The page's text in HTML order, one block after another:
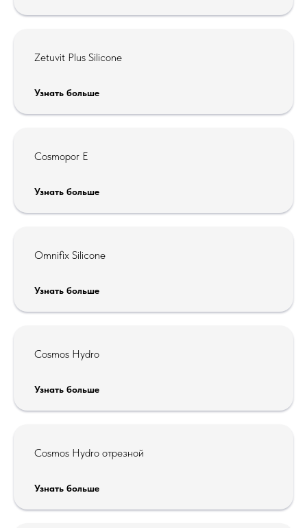
Zetuvit Plus Silicone
Узнать больше
Сosmopor E
Узнать больше
Omnifix Silicone
Узнать больше
Cosmos Hydro
Узнать больше
Cosmos Hydro отрезной
Узнать больше